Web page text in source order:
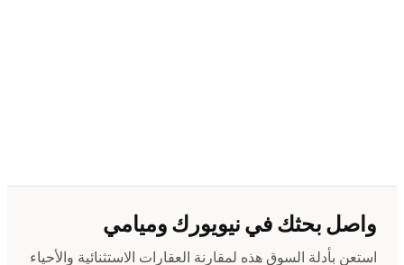
واصل بحثك في نيويورك وميامي
استعن بأدلة السوق هذه لمقارنة العقارات الاستثنائية والأحياء